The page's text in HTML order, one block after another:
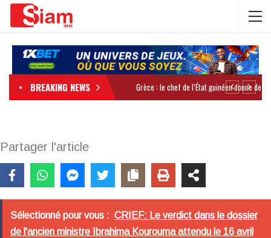
BREAKING NEWS
Partager l'article
Sélectionné pour vous : CRIEF: Le verdict dans le dossier
de l'ancien ministre Ibrahima Kourouma attendu le 16 avril